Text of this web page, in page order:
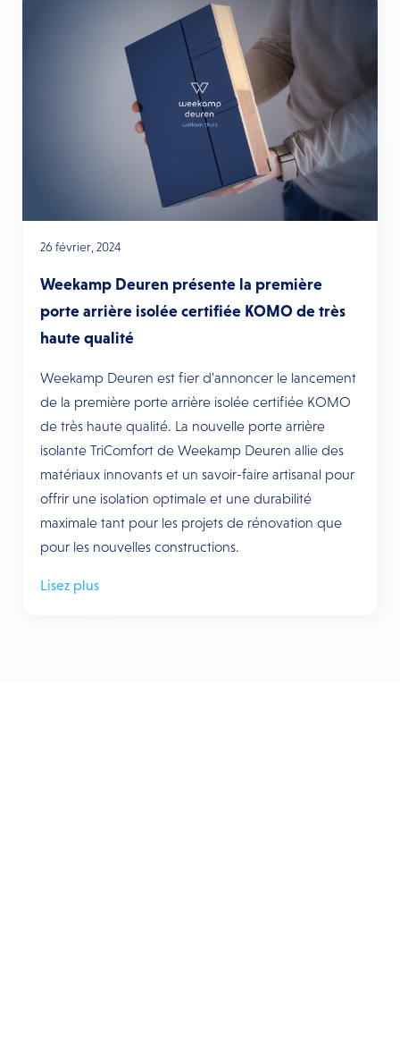
26 février, 2024
Weekamp Deuren présente la première
porte arrière isolée certifiée KOMO de très
haute qualité
Weekamp Deuren est fier d'annoncer le lancement
de la première porte arrière isolée certifiée KOMO
de très haute qualité. La nouvelle porte arrière
isolante TriComfort de Weekamp Deuren allie des
matériaux innovants et un savoir-faire artisanal pour
offrir une isolation optimale et une durabilité
maximale tant pour les projets de rénovation que
pour les nouvelles constructions.
Lisez plus